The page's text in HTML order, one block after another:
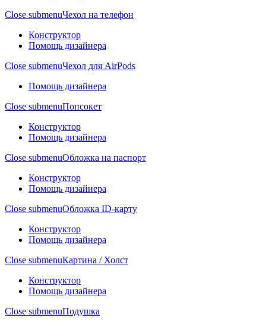
Close submenuЧехол на телефон
Конструктор
Помощь дизайнера
Close submenuЧехол для AirPods
Помощь дизайнера
Close submenuПопсокет
Конструктор
Помощь дизайнера
Close submenuОбложка на паспорт
Конструктор
Помощь дизайнера
Close submenuОбложка ID-карту
Конструктор
Помощь дизайнера
Close submenuКартина / Холст
Конструктор
Помощь дизайнера
Close submenuПодушка